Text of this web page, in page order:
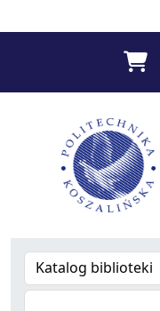
Bibliografia